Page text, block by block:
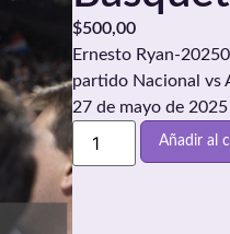
$500,00
Ernesto Ryan-
partido Nacional vs
27 de mayo de
Añadir al